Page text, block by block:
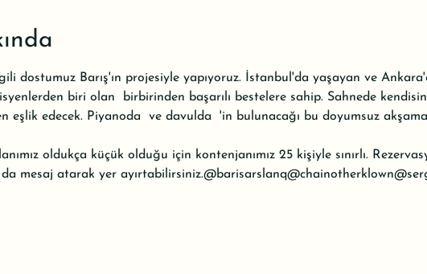
dostumuz Barış'ın projesiyle yapıyoruz. İstanbul'da yaşayan ve
biri olan
birbirinden başarılı bestelere sahip. Sahnede
eşlik edecek. Piyanoda
ve davulda
'in bulunacağı bu doyumsuz
oldukça küçük olduğu için kontenjanımız 25 kişiyle sınırlı.
da mesaj atarak yer ayırtabilirsiniz.@barisarslanq@chainotherklown